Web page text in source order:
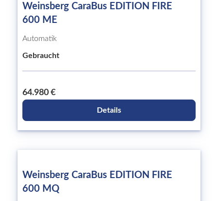
Weinsberg CaraBus EDITION FIRE
600 ME
Automatik
Gebraucht
64.980 €
Details
Weinsberg CaraBus EDITION FIRE
600 MQ